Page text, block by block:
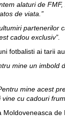
alaturi de
de viata.”
cadou exclusiv”.
fotbalisti ai tarii
mine un
mine acest
cu cadouri